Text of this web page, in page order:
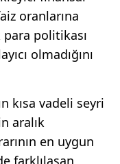
oranlarına
politikası
olmadığını
kısa vadeli seyri
aralık
en uygun
farklılaşan